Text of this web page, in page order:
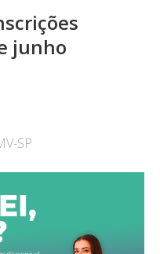
junho
SP